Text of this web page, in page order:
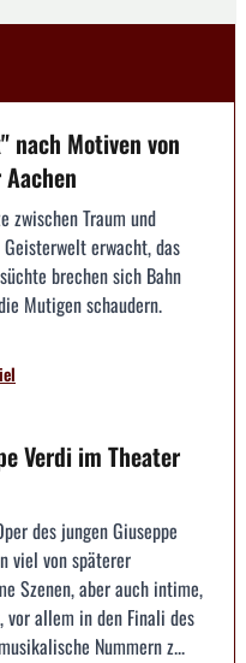
nach Motiven von
zwischen Traum und
erwacht, das
brechen sich Bahn
Mutigen schaudern.
Verdi im Theater
des jungen Giuseppe
viel von späterer
Szenen, aber auch intime,
vor allem in den Finali des
Nummern z...